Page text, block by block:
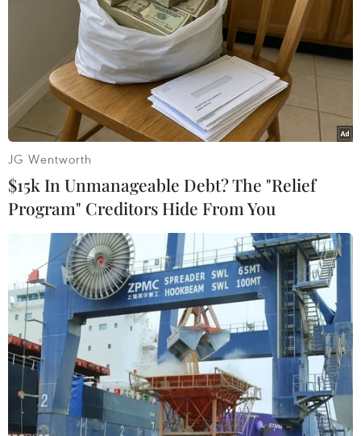
Microbes & Infection cho thấy virus H5N1 bùng
phát ở Hà Lan hồi tháng 10/2020 là tái tổ hợp của
virus cúm gia cầm H5N8 với các chủng cúm H1N1
và H3N8.
Gia cầm tại một trang trại ở Crannes-en-Champagne, miền
Tây Pháp. (Ảnh: AFP/TTXVN)
Viện Nghiên cứu thú y Cáp Nhĩ Tân thuộc Học
viện Khoa học Nông nghiệp Trung Quốc mới
JG Wentworth
$15k In Unmanageable Debt? The "Relief
Program" Creditors Hide From You